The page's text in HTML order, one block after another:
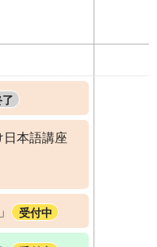
本語講座
受付中